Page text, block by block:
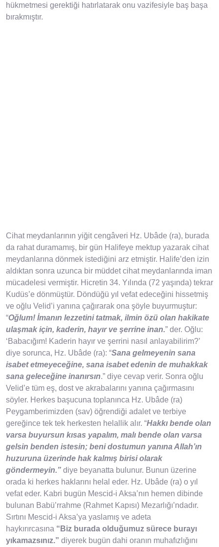
hükmetmesi gerektiği hatırlatarak onu vazifesiyle baş başa
bırakmıştır.
Cihat meydanlarının yiğit cengâveri Hz. Ubâde (ra), burada
da rahat duramamış, bir gün Halifeye mektup yazarak cihat
meydanlarına dönmek istediğini arz etmiştir. Halife’den izin
aldıktan sonra uzunca bir müddet cihat meydanlarında iman
mücadelesi vermiştir. Hicretin 34. Yılında (72 yaşında) tekrar
Kudüs’e dönmüştür. Döndüğü yıl vefat edeceğini hissetmiş
ve oğlu Velid’i yanına çağırarak ona şöyle buyurmuştur:
“Oğlum! İmanın lezzetini tatmak, ilmin özü olan hakikate
ulaşmak için, kaderin, hayır ve şerrine inan.” der. Oğlu:
‘Babacığım! Kaderin hayır ve şerrini nasıl anlayabilirim?’
diye sorunca, Hz. Ubâde (ra): “Sana gelmeyenin sana
isabet etmeyeceğine, sana isabet edenin de muhakkak
sana geleceğine inanırsın.” diye cevap verir. Sonra oğlu
Velid’e tüm eş, dost ve akrabalarını yanına çağırmasını
söyler. Herkes başucuna toplanınca Hz. Ubâde (ra)
Peygamberimizden (sav) öğrendiği adalet ve terbiye
gereğince tek tek herkesten helallik alır. “Hakkı bende olan
varsa buyursun kısas yapalım, malı bende olan varsa
gelsin benden istesin; beni dostumun yanına Allah’ın
huzuruna üzerinde hak kalmış birisi olarak
göndermeyin.” diye beyanatta bulunur. Bunun üzerine
orada ki herkes haklarını helal eder. Hz. Ubâde (ra) o yıl
vefat eder. Kabri bugün Mescid-i Aksa’nın hemen dibinde
bulunan Babü’rrahme (Rahmet Kapısı) Mezarlığı’ndadır.
Sırtını Mescid-i Aksa’ya yaslamış ve adeta
haykırırcasına “Biz burada olduğumuz sürece burayı
yıkamazsınız.” diyerek bugün dahi oranın muhafızlığını